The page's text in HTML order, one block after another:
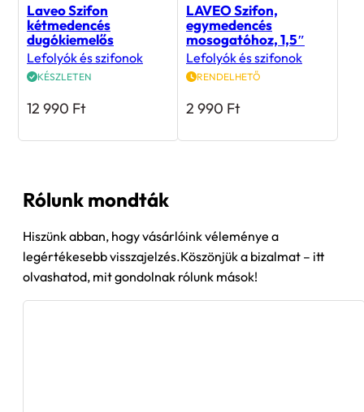
Laveo Szifon
kétmedencés
dugókiemelős
Lefolyók és szifonok
KÉSZLETEN
12 990 Ft
LAVEO Szifon,
egymedencés
mosogatóhoz, 1,5″
Lefolyók és szifonok
RENDELHETŐ
2 990 Ft
Rólunk mondták
Hiszünk abban, hogy vásárlóink véleménye a
legértékesebb visszajelzés.Köszönjük a bizalmat – itt
olvashatod, mit gondolnak rólunk mások!